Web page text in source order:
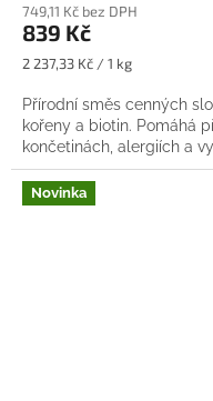
749,11 Kč bez DPH
839 Kč
Měrná
2 237,33 Kč / 1 kg
Přírodní směs cenných
kořeny a biotin. Pomáhá
končetinách, alergiích a
Novinka